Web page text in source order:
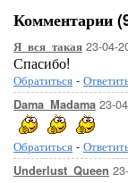
Комментарии
Я_вся_такая 23-04-
Спасибо!
Обратиться -
Dama_Madama 23-
Обратиться -
Underlust_Queen